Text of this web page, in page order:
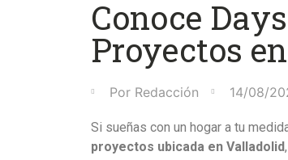
Conoce
Proyectos
Por Redacción 14/08/
Si sueñas con un hogar a tu
proyectos ubicada en Valladolid